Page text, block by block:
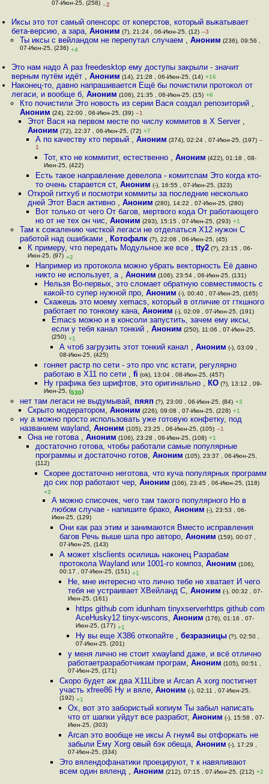
07-Июн-25, (258) –2
Иксы это тот самый опенсорс от коперстов, который выкатывает
бета-версию, а зара,Аноним (7), 21:24 , 06-Июн-25, (12) –3
Ты иксы с вейландом не перепутал случаем , Аноним (236), 09:56 ,
07-Июн-25, (236) +4
Это нам надо А раз freedesktop ему доступы закрыли - значит
верным путём идёт ,Аноним (14), 21:28 , 06-Июн-25, (14) +16
Наконец-то, давно напрашивается Ещё бы почистили протокол от
легаси, и вообще б,Аноним (106), 21:35 , 06-Июн-25, (15) +6
Кто почистили Это новость из серии Вася создал репозиторий ,
Аноним (24), 22:00 , 06-Июн-25, (39) –1
Этот Вася на первом месте по числу коммитов в X Server ,
Аноним (72), 22:37 , 06-Июн-25, (72) +7
А по качеству кто первый ,Аноним (374), 02:24 , 07-Июн-25, (197) –
1
Тот, кто не коммитит, естественно , Аноним (422), 01:18 , 08-
Июн-25, (422)
Есть такое направление девелопа - комитспам Это когда кто-
то очень старается ст,Аноним (-), 16:55 , 07-Июн-25, (323)
Открой гитхуб и посмотри коммиты за последние несколько
дней Этот Вася активно , Аноним (280), 14:22 , 07-Июн-25, (280)
Вот только от чего От багов, мертвого кода От работающего
но от не тех он чис,Аноним (293), 15:15 , 07-Июн-25, (293) +1
Там к сожалению чисткой легаси не отделаться X12 нужон С
работой над ошибками , Котофалк(?), 22:08 , 06-Июн-25, (45)
К примеру, что передать Модульное же все , tty2(?), 23:15 , 06-
Июн-25, (97) +2
Например из протокола можно убрать векторность Её давно
никто не использует, а ,Аноним (106), 23:54 , 06-Июн-25, (131)
Нельзя Во-первых, это сломает обратную совместимость с
какой-то супер нужной про, Аноним (-), 00:40 , 07-Июн-25, (165)
Скажешь это моему xemacs, который в отличие от гткшного
работает по тонкому кана, Аноним (-), 02:09 , 07-Июн-25, (191)
Emacs можно и в консоли запустить, зачем ему иксы,
если у тебя канал тонкий , Аноним (250), 11:06 , 07-Июн-25,
(250) +1
А чтоб загрузить этот тонкий канал ,Аноним (-), 03:09 ,
08-Июн-25, (425)
гоняет растр по сети - это про vnc кстати, регулярно
работаю в X11 по сети , fi (ok), 13:04 , 08-Июн-25, (457)
Ну графика без шрифтов, это оригинально , КО(?), 13:12 , 09-
Июн-25, (530)
нет там легаси не выдумывай, пяяп (?), 23:00 , 06-Июн-25, (84) +3
Скрыто модератором, Аноним (226), 09:08 , 07-Июн-25, (228) +1
ну а можно просто использовать уже готовую конфетку, под
названием wayland, Аноним (105), 23:25 , 06-Июн-25, (105) –1
Она не готова , Аноним (106), 23:28 , 06-Июн-25, (108) +1
достаточно готова, чтобы работали самые популярные
программы и достаточно готов,Аноним (105), 23:37 , 06-Июн-25,
(112)
Скорее достаточно неготова, что куча популярных программ
до сих пор работают чер, Аноним (106), 23:45 , 06-Июн-25, (118)
+2
А можно списочек, чего там такого популярного Но в
любом случае - напишите брако, Аноним (-), 23:53 , 06-
Июн-25, (129)
Они как раз этим и занимаются Вместо исправления
багов Речь выше шла про авторо,Аноним (159), 00:07 ,
07-Июн-25, (143)
А может xlsclients осилишь наконец Разрабам
протокола Wayland или 1001-го композ,Аноним (106),
00:17 , 07-Июн-25, (151) +1
Не, мне интересно что лично тебе не хватает И чего
тебя не устраивает ХВейланд С, Аноним (-), 00:32 , 07-
Июн-25, (161)
https github com idunham tinyxserverhttps github com
AceHusky12 tinyx-wscons, Аноним (176), 01:16 , 07-
Июн-25, (177) +1
Ну вы еще X386 откопайте , безразницы(?), 02:50 ,
07-Июн-25, (201)
у меня лично не стоит xwayland даже, и всё отлично
работаетразработчикам програм, Аноним (105), 00:51 ,
07-Июн-25, (171)
Скоро будет аж два X11Libre и Arcan А xorg постигнет
участь xfree86 Ну и вяле,Аноним (-), 02:11 , 07-Июн-25,
(192) +1
Ох, вот это забористый копиум Ты забыл написать
что от шапки уйдут все разработ, Аноним (-), 15:58 , 07-
Июн-25, (303)
Arcan это вообще не иксы А гнум4 вы отфоркать не
забыли Ему Xorg овый бэк обеща, Аноним (-), 17:29 ,
07-Июн-25, (334)
Это вялендофанатики проецируют, т к навяливают
всем один вяленд ,Аноним (212), 07:15 , 07-Июн-25, (212) +2